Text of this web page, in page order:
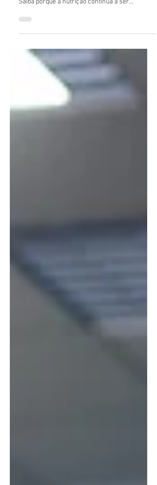
essencial - Parte 1
apetite, mas não ensinam a comer melhor.
essencial para preservar a massa muscular,
otimizar a perda de gordura e promover a